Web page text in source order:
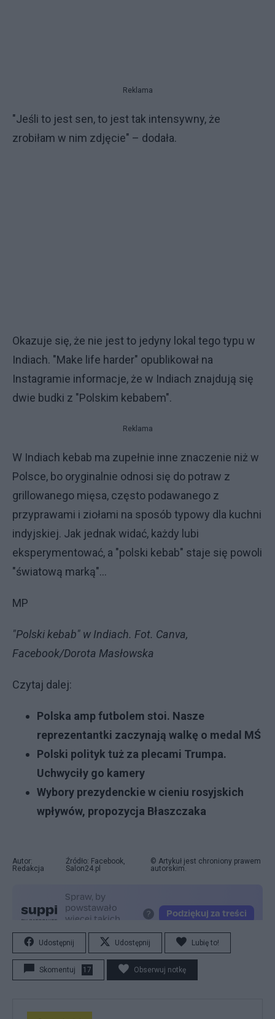
Reklama
"Jeśli to jest sen, to jest tak intensywny, że
zrobiłam w nim zdjęcie" – dodała.
Okazuje się, że nie jest to jedyny lokal tego typu w
Indiach. "Make life harder" opublikował na
Instagramie informacje, że w Indiach znajdują się
dwie budki z "Polskim kebabem".
Reklama
W Indiach kebab ma zupełnie inne znaczenie niż w
Polsce, bo oryginalnie odnosi się do potraw z
grillowanego mięsa, często podawanego z
przyprawami i ziołami na sposób typowy dla kuchni
indyjskiej. Jak jednak widać, każdy lubi
eksperymentować, a "polski kebab" staje się powoli
"światową marką"...
MP
"Polski kebab" w Indiach. Fot. Canva,
Facebook/Dorota Masłowska
Czytaj dalej:
Polska amp futbolem stoi. Nasze
reprezentantki zaczynają walkę o medal MŚ
Polski polityk tuż za plecami Trumpa.
Uchwyciły go kamery
Wybory prezydenckie w cieniu rosyjskich
wpływów, propozycja Błaszczaka
Autor:
Redakcja
Źródło: Facebook,
Salon24.pl
© Artykuł jest chroniony prawem
autorskim.
Udostępnij Udostępnij Lubię to!
Skomentuj 17 Obserwuj notkę